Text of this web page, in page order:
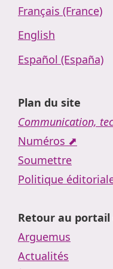
Français (France)
English
Español (España)
Plan du site
Communication,
Numéros ⬈
Soumettre
Politique
Retour au portail
Arguemus
Actualités